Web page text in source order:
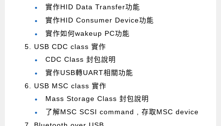
● 實作HID Data Transfer功能
● 實作HID Consumer Device功能
●
實作如何wakeup PC功能
5. USB CDC class 實作
● CDC Class 封包說明
●
實作USB轉UART相關功能
6. USB MSC class 實作
● Mass Storage Class 封包說明
●
了解MSC SCSI command , 存取MSC device